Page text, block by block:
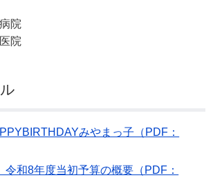
院
院
みやまっ子（PDF：
令和8年度当初予算の概要（PDF：